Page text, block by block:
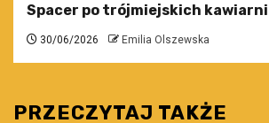
Spacer po trójmiejskich
30/06/2026 Emilia Olszewska
PRZECZYTAJ TAKŻE